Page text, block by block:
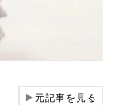
▶元記事を見る